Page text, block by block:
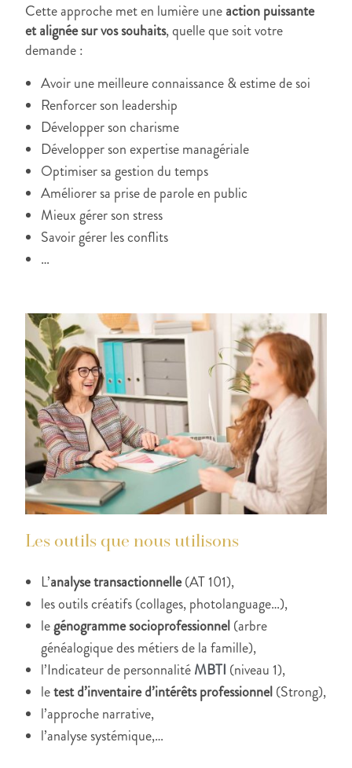
Cette approche met en lumière uneaction puissante
et alignée sur vos souhaits, quelle que soit votre
demande :
Avoir une meilleure connaissance & estime de soi
Renforcer son leadership
Développer son charisme
Développer son expertise managériale
Optimiser sa gestion du temps
Améliorer sa prise de parole en public
Mieux gérer son stress
Savoir gérer les conflits
…
Les outils que nous utilisons
L’analyse transactionnelle(AT 101),
les outils créatifs (collages, photolanguage…),
legénogramme socioprofessionnel(arbre
généalogique des métiers de la famille),
l’Indicateur de personnalitéMBTI (niveau 1),
letest d’inventaire d’intérêts professionnel(Strong),
l’approche narrative,
l’analyse systémique,…